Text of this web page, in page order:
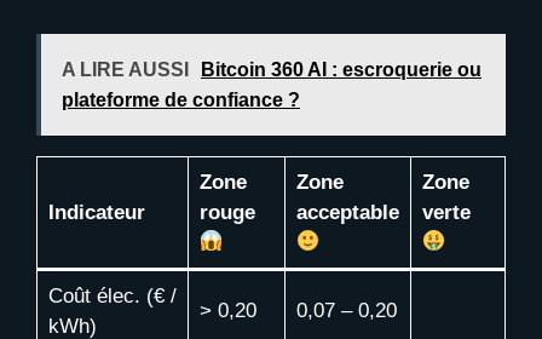
A LIRE AUSSI
Bitcoin 360 AI : escroquerie ou
plateforme de confiance ?
Indicateur
Zone
rouge
Zone
acceptable
Zone
verte
Coût élec. (€ /
kWh)
> 0,20 0,07 – 0,20